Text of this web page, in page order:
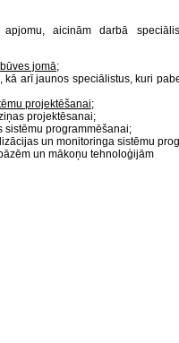
aicinām darbā
jomā;
, kā arī jaunos speciālistus, kuri
projektēšanai;
projektēsanai;
programmēšanai;
un monitoringa sistēmu
un mākoņu tehnoloģijām